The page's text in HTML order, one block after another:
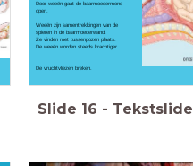
Door weeën gaat de baarmoedermond
open.
Weeën zijn samentrekkingen van de
spieren in de baarmoederwand.
Ze vinden met tussenpozen plaats.
De weeën worden steeds krachtiger.
De vruchtvliezen breken.
Slide 16 - Tekstslide